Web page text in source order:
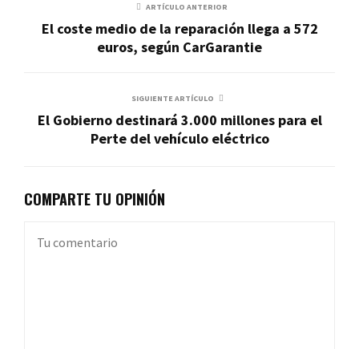
ARTÍCULO ANTERIOR
El coste medio de la reparación llega a 572
euros, según CarGarantie
SIGUIENTE ARTÍCULO
El Gobierno destinará 3.000 millones para el
Perte del vehículo eléctrico
COMPARTE TU OPINIÓN